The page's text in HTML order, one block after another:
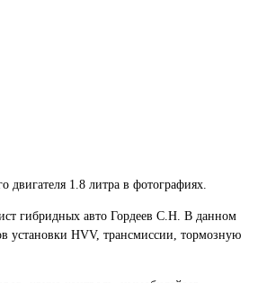
двигателя 1.8 литра в фотографиях.
гибридных авто Гордеев С.Н. В данном
установки HVV, трансмиссии, тормозную